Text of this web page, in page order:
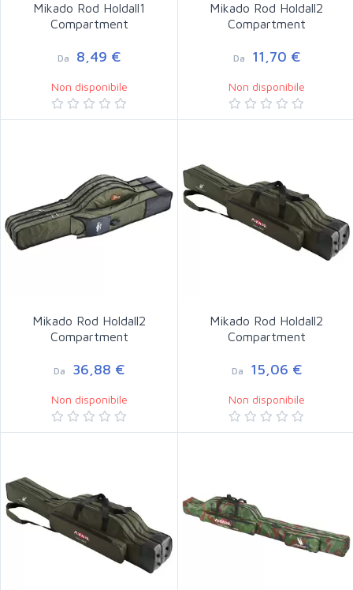
Mikado Rod Holdall1
Compartment
Da 8,49 €
Non disponibile
Mikado Rod Holdall2
Compartment
Da 11,70 €
Non disponibile
Mikado Rod Holdall2
Compartment
Da 36,88 €
Non disponibile
Mikado Rod Holdall2
Compartment
Da 15,06 €
Non disponibile